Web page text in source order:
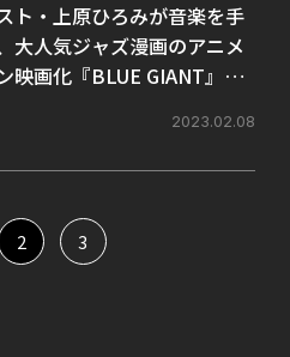
ト・上原ひろみが音楽を手
大人気ジャズ漫画のアニメ
映画化『BLUE GIANT』。
名のエンドロール曲が本日
2023.02.08
2 3